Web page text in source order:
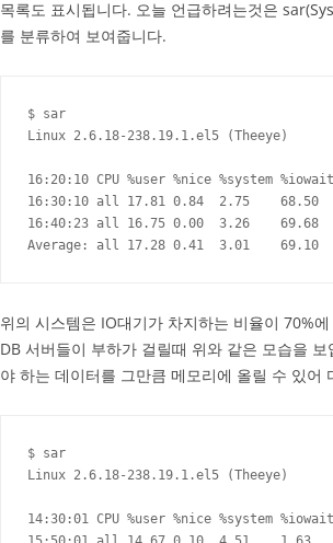
목록도 표시됩니다. 오늘 언급하려는것은
를 분류하여 보여줍니다.
$ sar
Linux 2.6.18-238.19.1.el5 (Theeye)
16:20:10 CPU %user %nice %system
16:30:10 all 17.81 0.84  2.75    68.50
16:40:23 all 16.75 0.00  3.26    69.68
Average: all 17.28 0.41  3.01    69.10
위의 시스템은 IO대기가 차지하는 비율이 70%
DB 서버들이 부하가 걸릴때 위와 같은 모습을
야 하는 데이터를 그만큼 메모리에 올릴 수 있어
$ sar
Linux 2.6.18-238.19.1.el5 (Theeye)
14:30:01 CPU %user %nice %system